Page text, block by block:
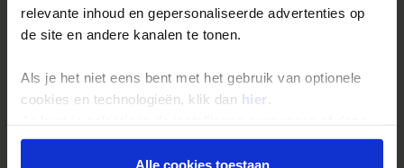
relevante inhoud en gepersonaliseerde advertenties op
de site en andere kanalen te tonen.
Als je het niet eens bent met het gebruik van optionele
cookies en technologieën, klik dan hier .
onder aan de pagina op elk gewenst moment voor de
toekomst wijzigen.Alle cookies toestaan
Single reizen
Festivalreizen
Gegarandeerde reizen
Nieuwe reizen